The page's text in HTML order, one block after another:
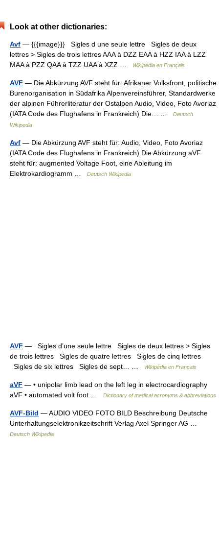
Look at other dictionaries:
Avf — {{{image}}} Sigles d une seule lettre Sigles de deux
lettres > Sigles de trois lettres AAA à DZZ EAA à HZZ IAA à LZZ
MAA à PZZ QAA à TZZ UAA à XZZ …
Wikipédia en Français
AVF — Die Abkürzung AVF steht für: Afrikaner Volksfront, politische
Burenorganisation in Südafrika Alpenvereinsführer, Standardwerke
der alpinen Führerliteratur der Ostalpen Audio, Video, Foto Avoriaz
(IATA Code des Flughafens in Frankreich) Die… …
Deutsch
Wikipedia
Avf — Die Abkürzung AVF steht für: Audio, Video, Foto Avoriaz
(IATA Code des Flughafens in Frankreich) Die Abkürzung aVF
steht für: augmented Voltage Foot, eine Ableitung im
Elektrokardiogramm …
Deutsch Wikipedia
AVF — Sigles d’une seule lettre Sigles de deux lettres > Sigles
de trois lettres Sigles de quatre lettres Sigles de cinq lettres
Sigles de six lettres Sigles de sept… …
Wikipédia en Français
aVF — • unipolar limb lead on the left leg in electrocardiography
aVF • automated volt foot …
Dictionary of medical acronyms & abbreviations
AVF-Bild — AUDIO VIDEO FOTO BILD Beschreibung Deutsche
Unterhaltungselektronikzeitschrift Verlag Axel Springer AG …
Deutsch Wikipedia